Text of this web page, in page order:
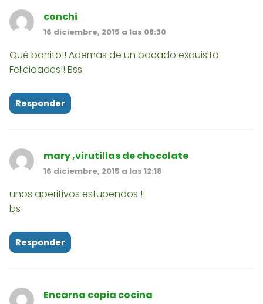
conchi
16 diciembre, 2015 a las 08:30
Qué bonito!! Ademas de un bocado exquisito.
Felicidades!! Bss.
Responder
mary ,virutillas de chocolate
16 diciembre, 2015 a las 12:18
unos aperitivos estupendos !!
bs
Responder
Encarna copia cocina